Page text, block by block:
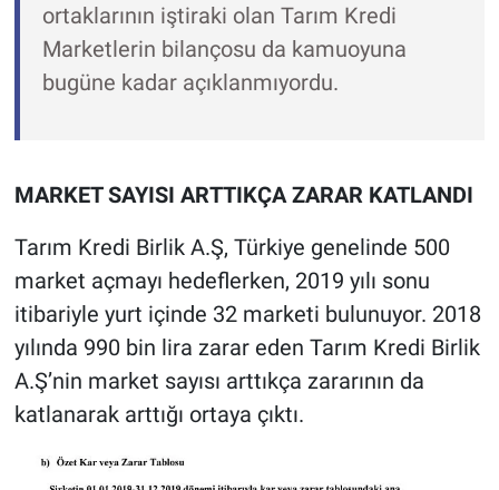
ortaklarının iştiraki olan Tarım Kredi
Marketlerin bilançosu da kamuoyuna
bugüne kadar açıklanmıyordu.
MARKET SAYISI ARTTIKÇA ZARAR KATLANDI
Tarım Kredi Birlik A.Ş, Türkiye genelinde 500
market açmayı hedeflerken, 2019 yılı sonu
itibariyle yurt içinde 32 marketi bulunuyor. 2018
yılında 990 bin lira zarar eden Tarım Kredi Birlik
A.Ş’nin market sayısı arttıkça zararının da
katlanarak arttığı ortaya çıktı.